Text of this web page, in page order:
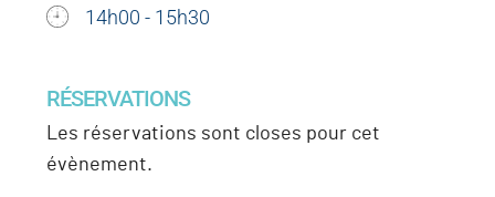
14h00 - 15h30
RÉSERVATIONS
Les réservations sont closes pour cet
évènement.